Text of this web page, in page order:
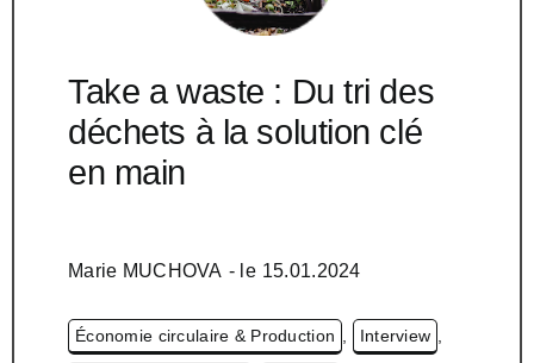
Take a waste : Du tri des
déchets à la solution clé
en main
Marie MUCHOVA - le 15.01.2024
Économie circulaire & Production , Interview ,